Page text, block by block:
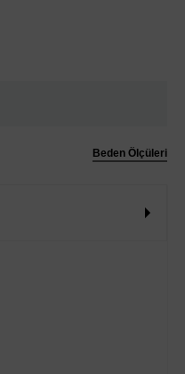
Beden Ölçüleri